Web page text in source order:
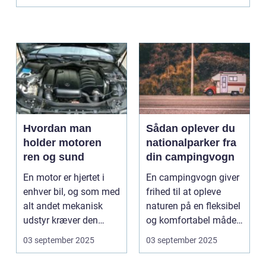
Hvordan man
holder motoren
ren og sund
En motor er hjertet i
enhver bil, og som med
alt andet mekanisk
udstyr kræver den
omsorg for a...
03 september 2025
Sådan oplever du
nationalparker fra
din campingvogn
En campingvogn giver
frihed til at opleve
naturen på en fleksibel
og komfortabel måde.
N...
03 september 2025